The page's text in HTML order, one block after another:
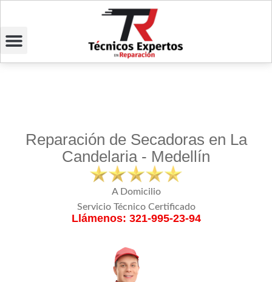
Reparación de Secadoras en La
Candelaria - Medellín
A Domicilio
Servicio Técnico Certificado
Llámenos: 321-995-23-94